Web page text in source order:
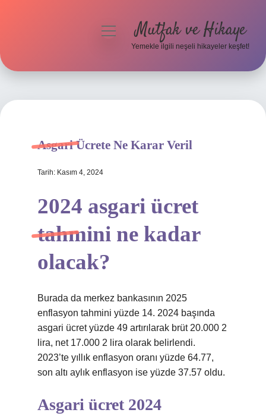
Hakkımızda
menüyüMutfak ve Hikaye
Yemekle ilgili neşeli hikayeler keşfet!
Asgari Ücrete Ne Karar Veril
Tarih: Kasım 4, 2024
2024 asgari ücret
tahmini ne kadar
olacak?
Burada da merkez bankasının 2025
enflasyon tahmini yüzde 14. 2024 başında
asgari ücret yüzde 49 artırılarak brüt 20.000 2
lira, net 17.000 2 lira olarak belirlendi.
2023’te yıllık enflasyon oranı yüzde 64.77,
son altı aylık enflasyon ise yüzde 37.57 oldu.
Asgari ücret 2024